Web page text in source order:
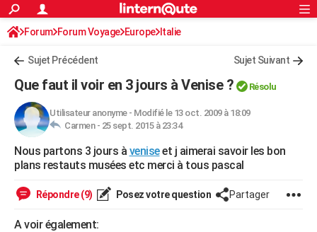
ACTUALITÉS
Politique
Société
Faits Divers
Education
Monde
Villes
+
FINANCE
Retraite
Impôts
Epargne
Immobilier
Risques naturels par ville
Banque
Assurance
Crédit
AUTO
Essais
Réserver un essai
Citadines
Berlines
SUV
Forum auto
+HIGH-TECH
Mobiles
Meilleur smartphone
Internet
Ordinateurs
Jeux vidéo
Guide high-tech
BRICOLAGE
WEEK-END
S'inscrire
Connexion
Forum Forum Voyage Europe Italie
Sujet Précédent Sujet Suivant
Que faut il voir en 3 jours à Venise ? Résolu
Utilisateur anonyme- Modifié le 13 oct. 2009 à 18:09
Carmen - 25 sept. 2015 à 23:34
Nous partons 3 jours à veniseet j aimerai savoir les bon
plans restauts musées etc merci à tous pascal
Répondre (9) Posez votre question Partager
A voir également: